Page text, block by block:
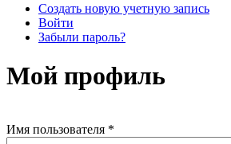
Главные вкладки
Создать новую учетную запись
Войти
Забыли пароль?
Мой профиль
Имя пользователя *